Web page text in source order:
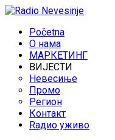
Početna
O нама
МАРКЕТИНГ
ВИЈЕСТИ
Невесиње
Промо
Регион
Контакт
Rадио уживо